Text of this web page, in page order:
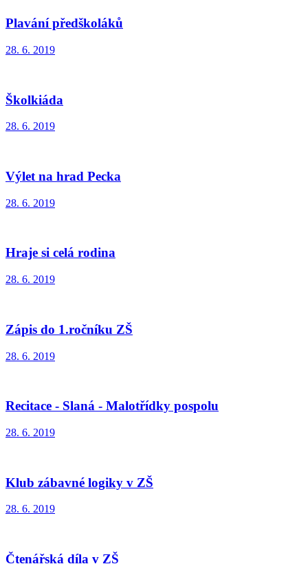
Plavání předškoláků
28. 6. 2019
Školkiáda
28. 6. 2019
Výlet na hrad Pecka
28. 6. 2019
Hraje si celá rodina
28. 6. 2019
Zápis do 1.ročníku ZŠ
28. 6. 2019
Recitace - Slaná - Malotřídky pospolu
28. 6. 2019
Klub zábavné logiky v ZŠ
28. 6. 2019
Čtenářská díla v ZŠ